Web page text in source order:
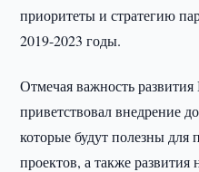
приоритеты и стратегию
2019-2023 годы.
Отмечая важность
приветствовал внедрение
которые будут полезны
проектов, а также развития